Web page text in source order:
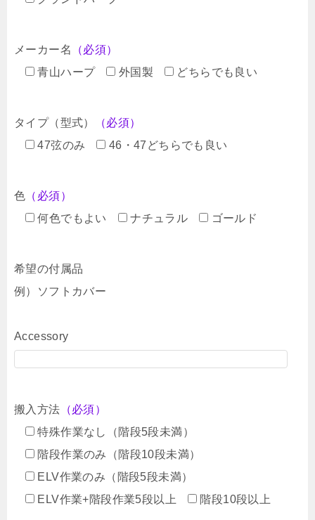
メーカー名
（必須）
青山ハープ
外国製 どちらでも良い
タイプ（型式）
（必須）
47弦のみ
46・47どちらでも良い
色 （必須）
何色でもよい
ナチュラル ゴールド
希望の付属品
例）ソフトカバー
Accessory
搬入方法 （必須）
特殊作業なし（階段5段未満）
階段作業のみ（階段10段未満）
ELV作業のみ（階段5段未満）
ELV作業+階段作業5段以上
階段10段以上